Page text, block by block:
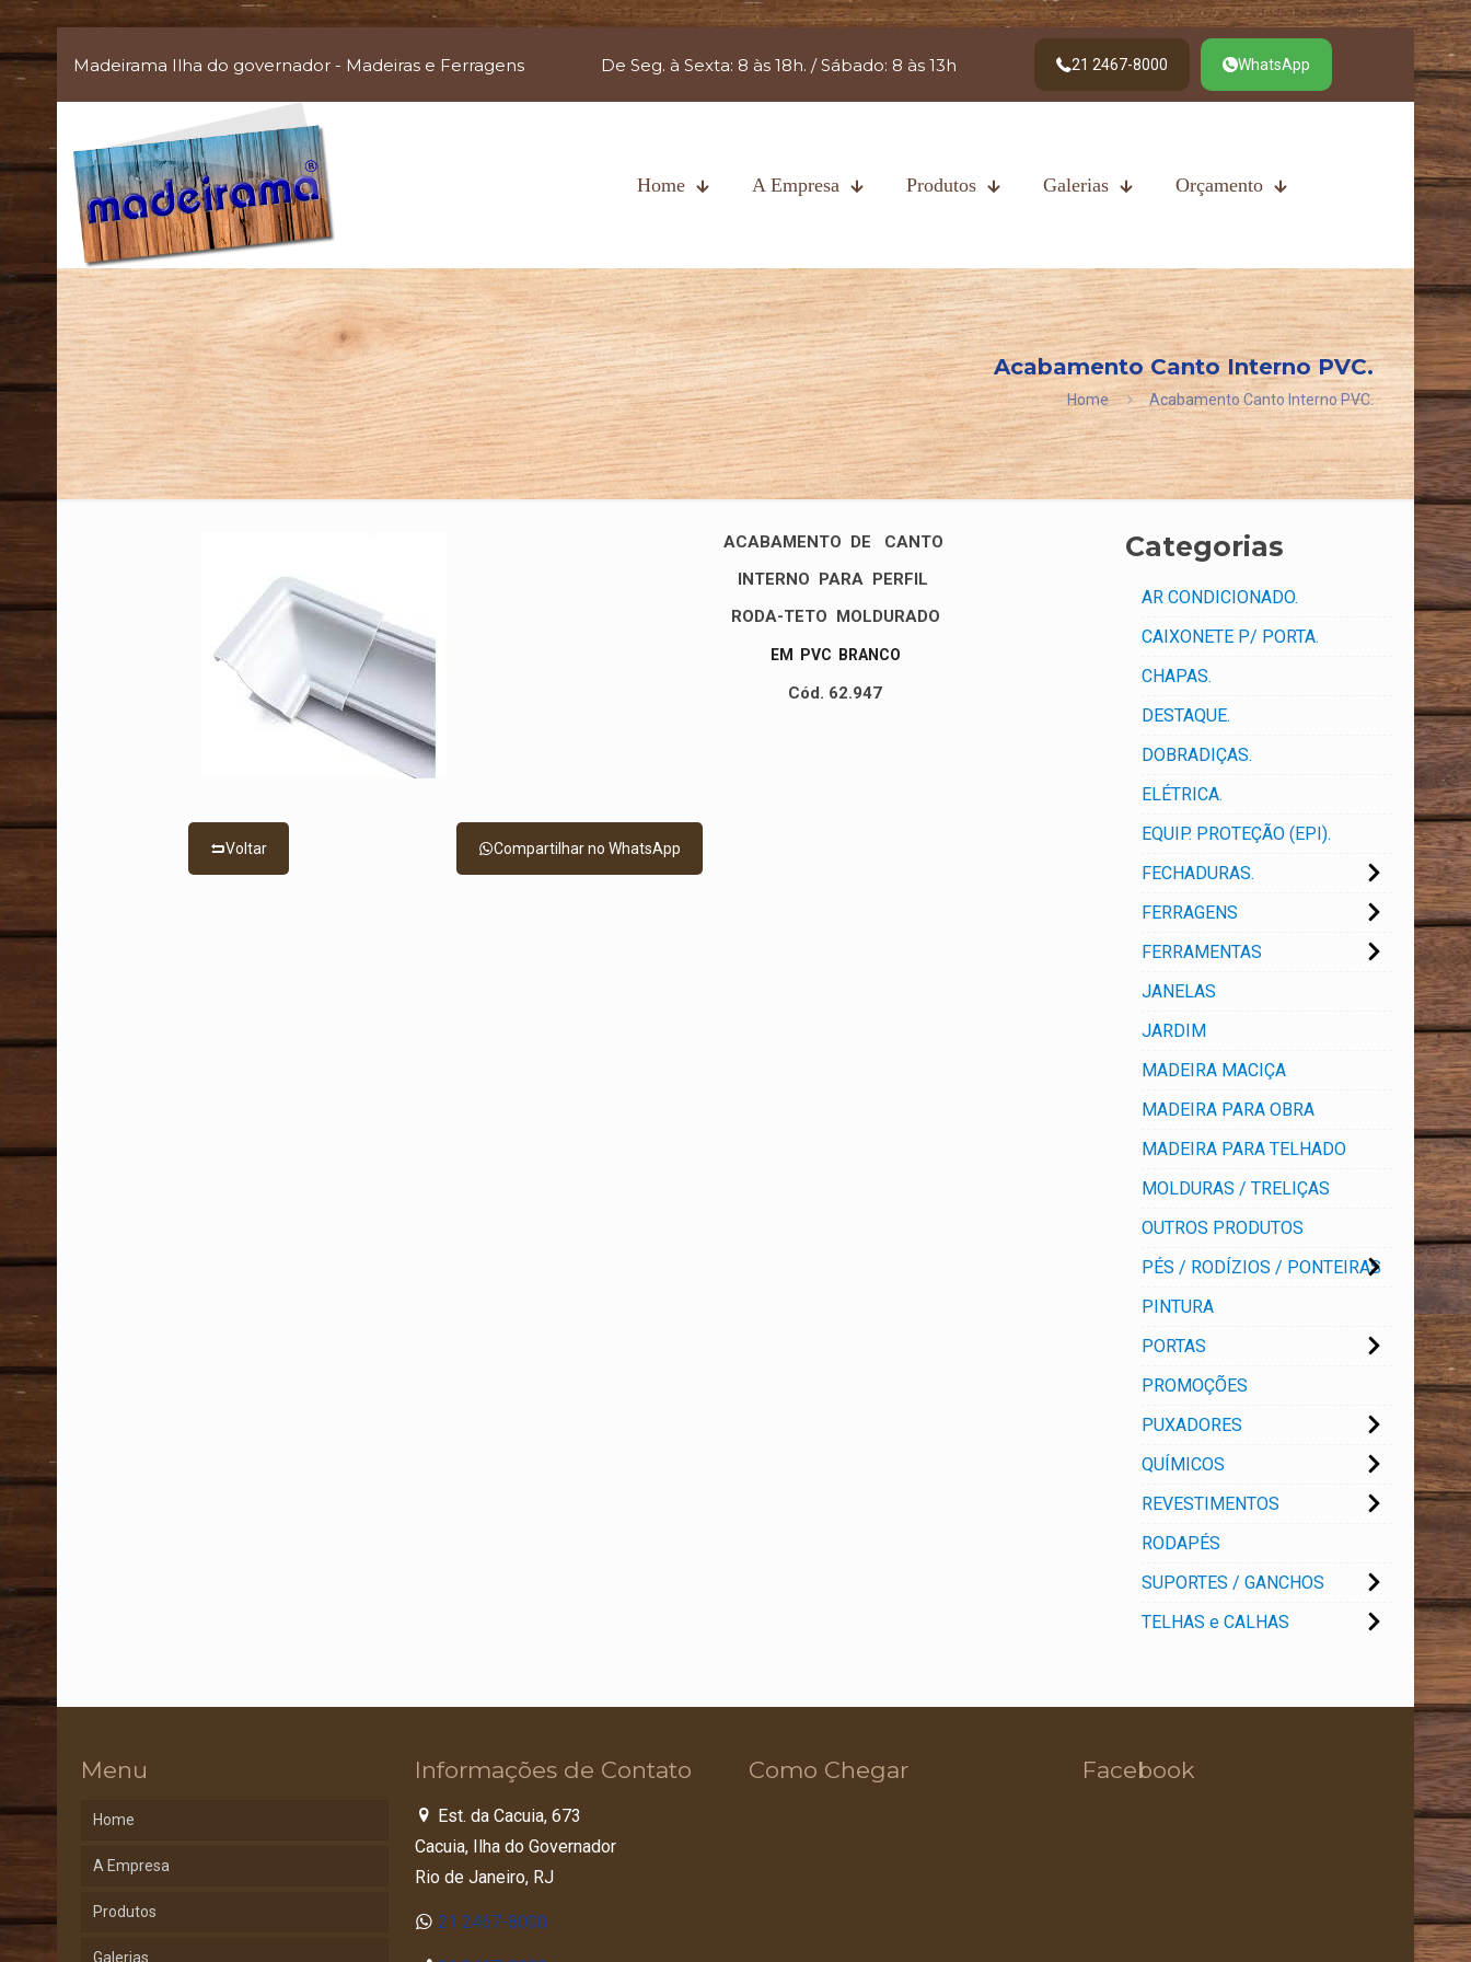
Madeirama Ilha do governador - Madeiras e Ferragens De Seg. à Sexta: 8 às 18h. / Sábado: 8 às 13h 21 2467-8000 WhatsApp
Home A Empresa Produtos Galerias Orçamento
Acabamento Canto Interno PVC.
Home Acabamento Canto Interno PVC.
ACABAMENTO DE CANTO
INTERNO PARA PERFIL
RODA-TETO MOLDURADO
EM PVC BRANCO
Cód. 62.947
Voltar Compartilhar no WhatsApp
Categorias
AR CONDICIONADO.
CAIXONETE P/ PORTA.
CHAPAS.
DESTAQUE.
DOBRADIÇAS.
ELÉTRICA.
EQUIP. PROTEÇÃO (EPI).
FECHADURAS.
FERRAGENS
FERRAMENTAS
JANELAS
JARDIM
MADEIRA MACIÇA
MADEIRA PARA OBRA
MADEIRA PARA TELHADO
MOLDURAS / TRELIÇAS
OUTROS PRODUTOS
PÉS / RODÍZIOS / PONTEIRAS
PINTURA
PORTAS
PROMOÇÕES
PUXADORES
QUÍMICOS
REVESTIMENTOS
RODAPÉS
SUPORTES / GANCHOS
TELHAS e CALHAS
Menu
Home
A Empresa
Produtos
Galerias
Informações de Contato
Est. da Cacuia, 673
Cacuia, Ilha do Governador
Rio de Janeiro, RJ
21 2467-8000
Como Chegar Facebook